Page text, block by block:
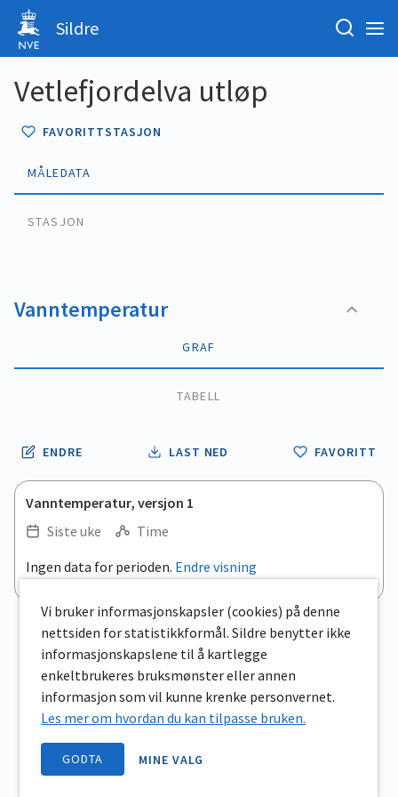
Sildre
Vetlefjordelva utløp
FAVORITTSTASJON
MÅLEDATA
STASJON
Vanntemperatur
GRAF
TABELL
ENDRE LAST NED FAVORITT
Vanntemperatur, versjon 1
Siste uke
Time
Ingen data for perioden. Endre visning
Vi bruker informasjonskapsler (cookies) på denne
nettsiden for statistikkformål. Sildre benytter ikke
informasjonskapslene til å kartlegge
enkeltbrukeres bruksmønster eller annen
informasjon som vil kunne krenke personvernet.
Les mer om hvordan du kan tilpasse bruken.
GODTA MINE VALG